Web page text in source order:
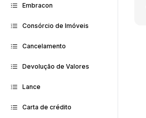
Embracon
Consórcio de Imóveis
Cancelamento
Devolução de Valores
Lance
Carta de crédito